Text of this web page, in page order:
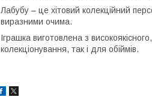
Лабубу – це хітовий колекційний
виразними очима.
Іграшка виготовлена з
колекціонування, так і для обіймів.